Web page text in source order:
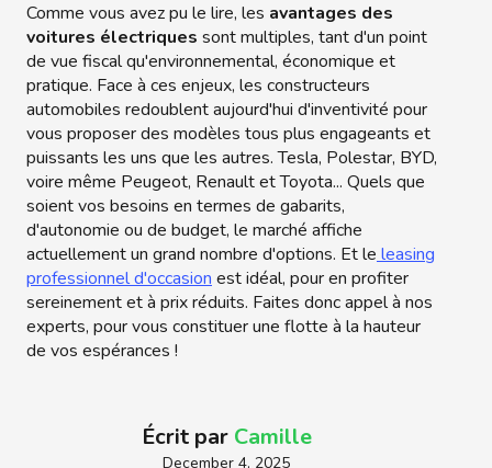
Comme vous avez pu le lire, les avantages des
voitures électriques sont multiples, tant d'un point
de vue fiscal qu'environnemental, économique et
pratique. Face à ces enjeux, les constructeurs
automobiles redoublent aujourd'hui d'inventivité pour
vous proposer des modèles tous plus engageants et
puissants les uns que les autres. Tesla, Polestar, BYD,
voire même Peugeot, Renault et Toyota... Quels que
soient vos besoins en termes de gabarits,
d'autonomie ou de budget, le marché affiche
actuellement un grand nombre d'options. Et le leasing
professionnel d'occasion est idéal, pour en profiter
sereinement et à prix réduits. Faites donc appel à nos
experts, pour vous constituer une flotte à la hauteur
de vos espérances !
Écrit par Camille
December 4, 2025